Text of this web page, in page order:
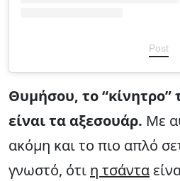
Post
Θυμήσου, το “κίνητρο”
είναι τα αξεσουάρ. Με
ακόμη και το πιο απλό
γνωστό, ότι η τσάντα